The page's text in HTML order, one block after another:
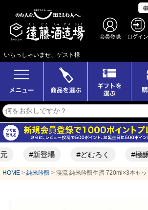
いらっしゃいませ、ゲスト様
#新登場 #どむろく #極醸シリー
HOME 純米吟醸 渓流 純米吟醸生酒 720ml×3本セッ